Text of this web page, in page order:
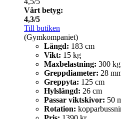
Vårt betyg:
4,3/5
Till butiken
(Gymkompaniet)
Längd: 183 cm
Vikt: 15 kg
Maxbelastning: 300 kg
Greppdiameter: 28
Greppyta: 125 cm
Hylslängd: 26 cm
Passar viktskivor: 50
Rotation: